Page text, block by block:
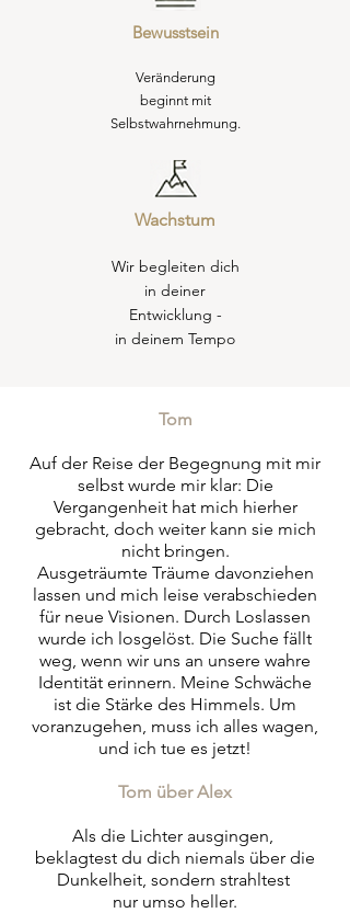
Bewusstsein
Veränderung
beginnt mit
Selbstwahrnehmung.
Wachstum
Wir begleiten dich
in deiner
Entwicklung -
in deinem Tempo
Tom
Auf der Reise der Begegnung mit mir
selbst wurde mir klar: Die
Vergangenheit hat mich hierher
gebracht, doch weiter kann sie mich
nicht bringen.
Ausgeträumte Träume davonziehen
lassen und mich leise verabschieden
für neue Visionen. Durch Loslassen
wurde ich losgelöst. Die Suche fällt
weg, wenn wir uns an unsere wahre
Identität erinnern. Meine Schwäche
ist die Stärke des Himmels. Um
voranzugehen, muss ich alles wagen,
und ich tue es jetzt!
Tom über Alex
Als die Lichter ausgingen,
beklagtest du dich niemals über die
Dunkelheit, sondern strahltest
nur umso heller.